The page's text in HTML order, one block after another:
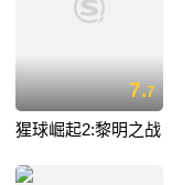
7.7
猩球崛起2:黎明之战